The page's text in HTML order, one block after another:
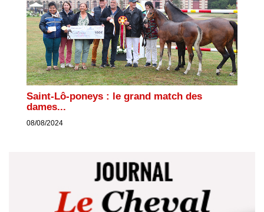
Saint-Lô-poneys : le grand match des
dames...
08/08/2024